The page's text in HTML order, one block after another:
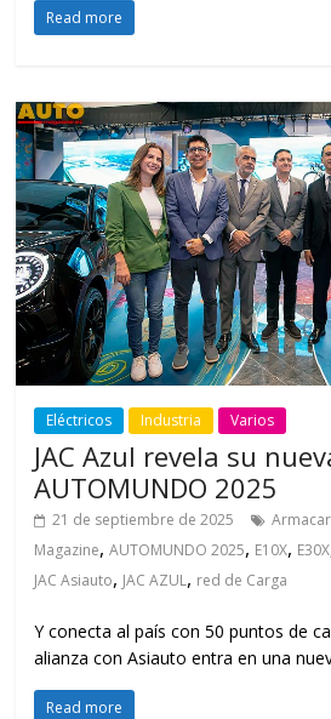
Read more
Eléctricos Industria Varios
JAC Azul revela su
AUTOMUNDO 2025
21 de septiembre de 2025 Armacar
Magazine,AUTOMUNDO 2025, E10X, E30X
JAC Asiauto, JAC AZUL, red de Carga
Y conecta al país con 50 puntos de
alianza con Asiauto entra en una
Read more